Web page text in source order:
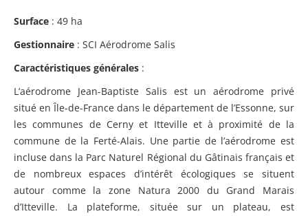
Surface : 49 ha
Gestionnaire : SCI Aérodrome Salis
Caractéristiques générales :
L’aérodrome Jean-Baptiste Salis est un aérodrome privé
situé en Île-de-France dans le département de l’Essonne, sur
les communes de Cerny et Itteville et à proximité de la
commune de la Ferté-Alais. Une partie de l’aérodrome est
incluse dans la Parc Naturel Régional du Gâtinais français et
de nombreux espaces d’intérêt écologiques se situent
autour comme la zone Natura 2000 du Grand Marais
d’Itteville. La plateforme, située sur un plateau, est